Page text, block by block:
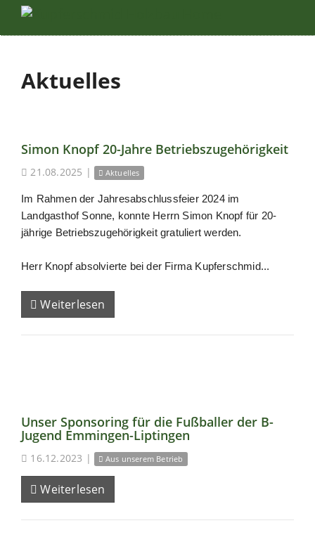
Aktuelles
Simon Knopf 20-Jahre Betriebszugehörigkeit
21.08.2025 | Aktuelles
Im Rahmen der Jahresabschlussfeier 2024 im
Landgasthof Sonne, konnte Herrn Simon Knopf für 20-
jährige Betriebszugehörigkeit gratuliert werden.
Herr Knopf absolvierte bei der Firma Kupferschmid...
Weiterlesen
Unser Sponsoring für die Fußballer der B-
Jugend Emmingen-Liptingen
16.12.2023 | Aus unserem Betrieb
Weiterlesen